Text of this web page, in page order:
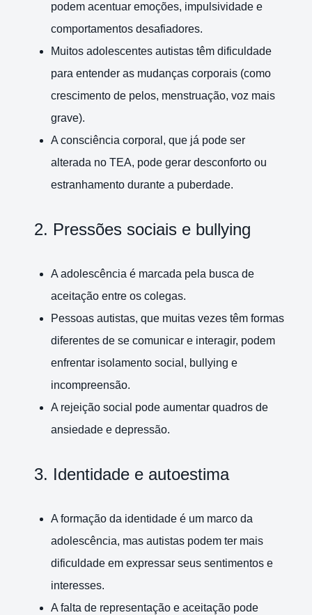
podem acentuar emoções, impulsividade e
comportamentos desafiadores.
Muitos adolescentes autistas têm dificuldade
para entender as mudanças corporais (como
crescimento de pelos, menstruação, voz mais
grave).
A consciência corporal, que já pode ser
alterada no TEA, pode gerar desconforto ou
estranhamento durante a puberdade.
2. Pressões sociais e bullying
A adolescência é marcada pela busca de
aceitação entre os colegas.
Pessoas autistas, que muitas vezes têm formas
diferentes de se comunicar e interagir, podem
enfrentar isolamento social, bullying e
incompreensão.
A rejeição social pode aumentar quadros de
ansiedade e depressão.
3. Identidade e autoestima
A formação da identidade é um marco da
adolescência, mas autistas podem ter mais
dificuldade em expressar seus sentimentos e
interesses.
A falta de representação e aceitação pode